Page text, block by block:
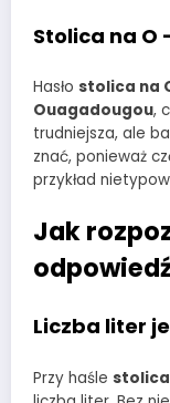
Stolica na O
Hasło stolica na
Ouagadougou,
trudniejsza, ale
znać, ponieważ
przykład
Jak
Liczba liter
Przy haśle stolica